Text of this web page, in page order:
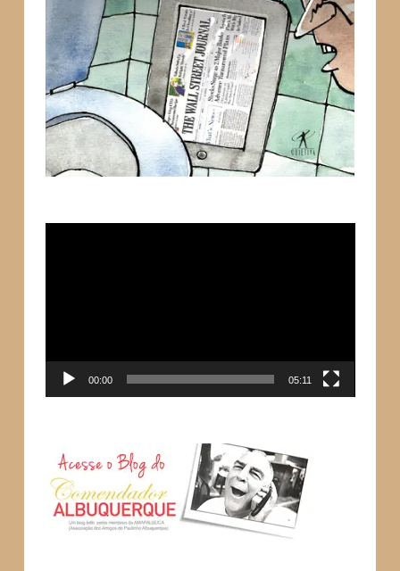
00:00 05:11